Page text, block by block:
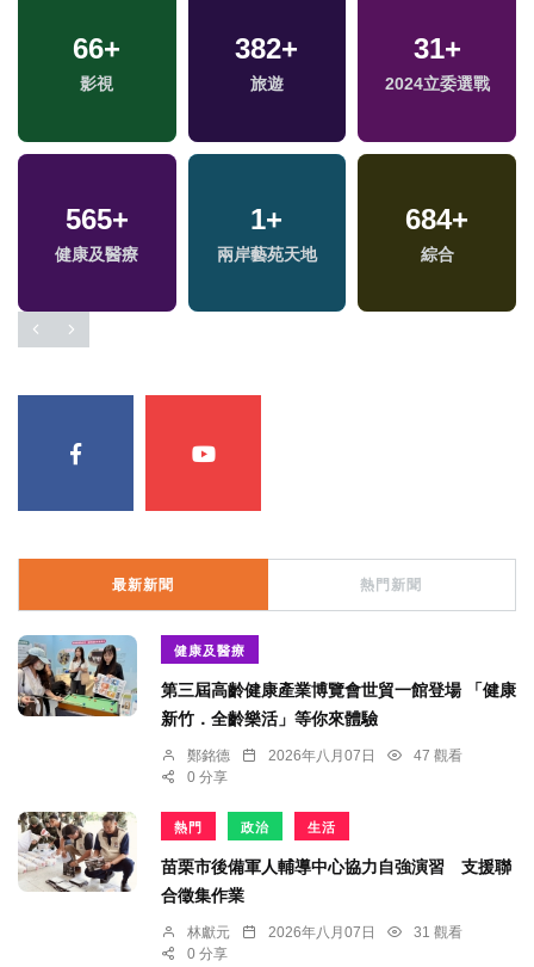
9+
綜藝
64+
兩岸
156+
運動
11+
演唱會
1088
政治
343+
熱門
最新新聞 熱門新聞
健康及醫療
第三屆高齡健康產業博覽會世貿一館登場 「健康
新竹．全齡樂活」等你來體驗
鄭銘德 2026年八月07日
47 觀看
0 分享
熱門 政治 生活
苗栗市後備軍人輔導中心協力自強演習 支援聯
合徵集作業
林獻元 2026年八月07日
31 觀看
0 分享